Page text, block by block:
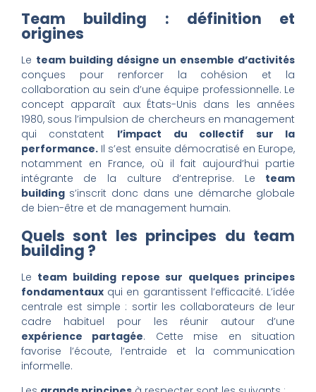
Team building : définition et
origines
Le team building désigne un ensemble d’activités
conçues pour renforcer la cohésion et la
collaboration au sein d’une équipe professionnelle. Le
concept apparaît aux États-Unis dans les années
1980, sous l’impulsion de chercheurs en management
qui constatent l’impact du collectif sur la
performance.Il s’est ensuite démocratisé en Europe,
notamment en France, où il fait aujourd’hui partie
intégrante de la culture d’entreprise. Le team
buildings’inscrit donc dans une démarche globale
de bien-être et de management humain.
Quels sont les principes du team
building ?
Le team building repose sur quelques principes
fondamentauxqui en garantissent l’efficacité. L’idée
centrale est simple : sortir les collaborateurs de leur
cadre habituel pour les réunir autour d’une
expérience partagée. Cette mise en situation
favorise l’écoute, l’entraide et la communication
informelle.